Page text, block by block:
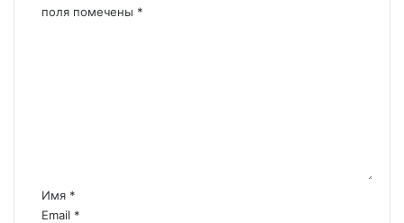
поля помечены *
р
и
Имя *
Email *